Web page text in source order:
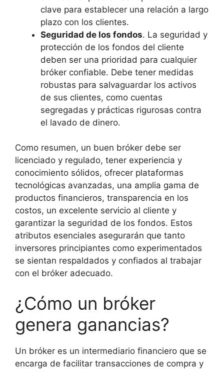
clave para establecer una relación a largo
plazo con los clientes.
Seguridad de los fondos. La seguridad y
protección de los fondos del cliente
deben ser una prioridad para cualquier
bróker confiable. Debe tener medidas
robustas para salvaguardar los activos
de sus clientes, como cuentas
segregadas y prácticas rigurosas contra
el lavado de dinero.
Como resumen, un buen bróker debe ser
licenciado y regulado, tener experiencia y
conocimiento sólidos, ofrecer plataformas
tecnológicas avanzadas, una amplia gama de
productos financieros, transparencia en los
costos, un excelente servicio al cliente y
garantizar la seguridad de los fondos. Estos
atributos esenciales asegurarán que tanto
inversores principiantes como experimentados
se sientan respaldados y confiados al trabajar
con el bróker adecuado.
¿Cómo un bróker
genera ganancias?
Un bróker es un intermediario financiero que se
encarga de facilitar transacciones de compra y